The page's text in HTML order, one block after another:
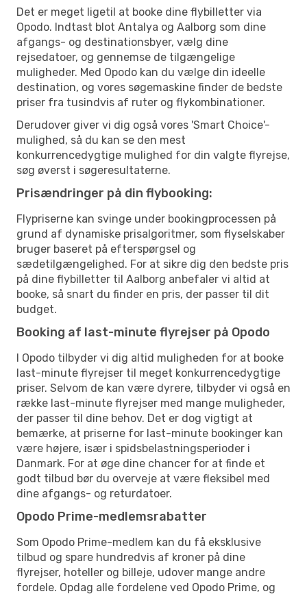
Det er meget ligetil at booke dine flybilletter via
Opodo. Indtast blot Antalya og Aalborg som dine
afgangs- og destinationsbyer, vælg dine
rejsedatoer, og gennemse de tilgængelige
muligheder. Med Opodo kan du vælge din ideelle
destination, og vores søgemaskine finder de bedste
priser fra tusindvis af ruter og flykombinationer.
Derudover giver vi dig også vores 'Smart Choice'-
mulighed, så du kan se den mest
konkurrencedygtige mulighed for din valgte flyrejse,
søg øverst i søgeresultaterne.
Prisændringer på din flybooking:
Flypriserne kan svinge under bookingprocessen på
grund af dynamiske prisalgoritmer, som flyselskaber
bruger baseret på efterspørgsel og
sædetilgængelighed. For at sikre dig den bedste pris
på dine flybilletter til Aalborg anbefaler vi altid at
booke, så snart du finder en pris, der passer til dit
budget.
Booking af last-minute flyrejser på Opodo
I Opodo tilbyder vi dig altid muligheden for at booke
last-minute flyrejser til meget konkurrencedygtige
priser. Selvom de kan være dyrere, tilbyder vi også en
række last-minute flyrejser med mange muligheder,
der passer til dine behov. Det er dog vigtigt at
bemærke, at priserne for last-minute bookinger kan
være højere, især i spidsbelastningsperioder i
Danmark. For at øge dine chancer for at finde et
godt tilbud bør du overveje at være fleksibel med
dine afgangs- og returdatoer.
Opodo Prime-medlemsrabatter
Som Opodo Prime-medlem kan du få eksklusive
tilbud og spare hundredvis af kroner på dine
flyrejser, hoteller og billeje, udover mange andre
fordele. Opdag alle fordelene ved Opodo Prime, og